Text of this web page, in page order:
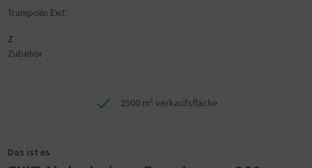
Trampolin Exit
Z
Zubehör
2500 m² verkaufsfläche
Das ist es